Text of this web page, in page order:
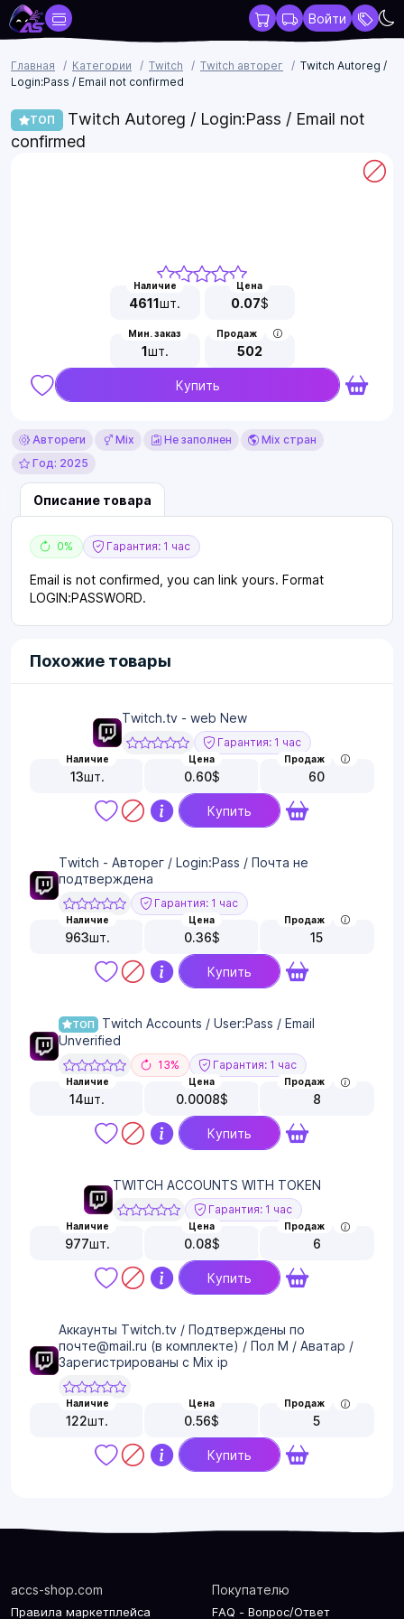
Войти
Главная Категории Twitch Twitch авторег
Twitch Autoreg /
Login:Pass / Email not confirmed
ТОП
Twitch Autoreg / Login:Pass / Email not
confirmed
Наличие
4611шт.
Цена
0.07$
Мин. заказ
1шт.
Продаж
502
Купить
Автореги Mix Не заполнен
Mix стран
Год: 2025
Описание товара
0% Гарантия: 1 час
Email is not confirmed, you can link yours. Format
LOGIN:PASSWORD.
Похожие товары
Twitch.tv - web New
Гарантия: 1 час
Наличие
13шт.
Цена
0.60$
Продаж
60
Купить
Twitch - Авторег / Login:Pass / Почта не
подтверждена
Гарантия: 1 час
Наличие
963шт.
Цена
0.36$
Продаж
15
Купить
ТОП
Twitch Accounts / User:Pass / Email
Unverified
13% Гарантия: 1 час
Наличие
14шт.
Цена
0.0008$
Продаж
8
Купить
TWITCH ACCOUNTS WITH TOKEN
Гарантия: 1 час
Наличие
977шт.
Цена
0.08$
Продаж
6
Купить
Аккаунты Twitch.tv / Подтверждены по
почте@mail.ru (в комплекте) / Пол М / Аватар /
Зарегистрированы c Mix ip
Наличие
122шт.
Цена
0.56$
Продаж
5
Купить
accs-shop.com
Правила маркетплейса
Покупателю
FAQ - Вопрос/Ответ